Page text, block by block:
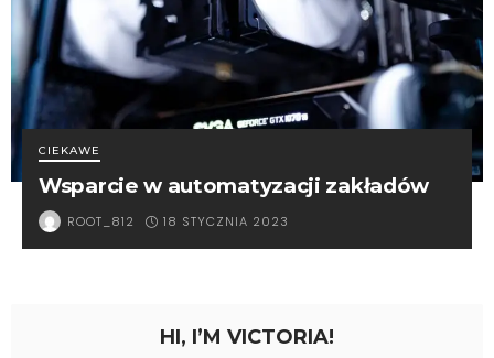
CIEKAWE
Wsparcie w automatyzacji zakładów
ROOT_812 18 STYCZNIA 2023
HI, I’M VICTORIA!